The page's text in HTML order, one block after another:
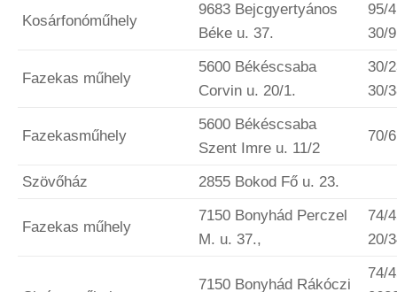
Kosárfonóműhely
9683 Bejcgyertyános
Béke u. 37.
95/
30/
Fazekas műhely
5600 Békéscsaba
Corvin u. 20/1.
30/
30/
Fazekasműhely
5600 Békéscsaba
Szent Imre u. 11/2
70/
Szövőház 2855 Bokod Fő u. 23.
Fazekas műhely
7150 Bonyhád Perczel
M. u. 37.,
74/
20/
7150 Bonyhád Rákóczi
74/